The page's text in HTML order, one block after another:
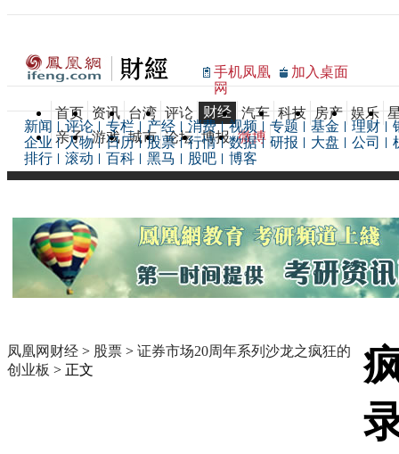
手机凤凰
网
加入桌面
首页 资讯 台湾 评论 财经 汽车 科技 房产 娱乐
亲子 游戏 城市 论坛 博报 微博
新闻 评论 专栏 产经 消费 视频 专题 基金 理财
企业
人物 日历 股票 行情 数据 研报 大盘 公司
排行
滚动 百科 黑马 股吧 博客
凤凰网财经 > 股票 > 证券市场20周年系列沙龙之疯狂的
创业板 > 正文